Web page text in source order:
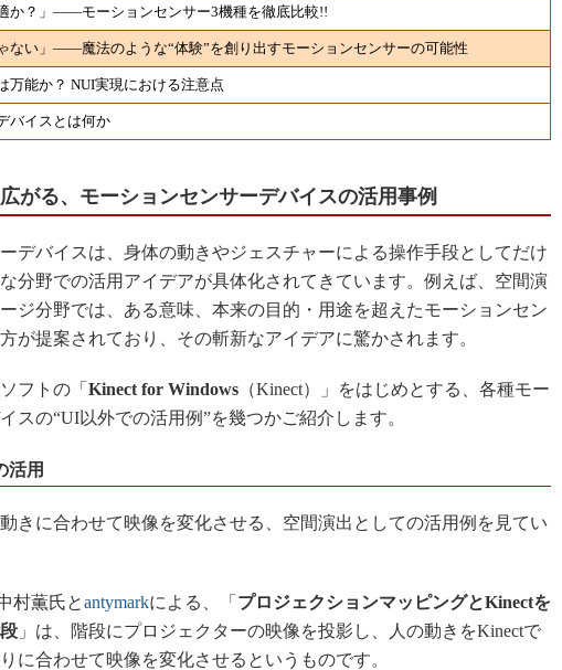
制御セキュリティ
新型コロナへの対応
か？」――モーションセンサー3機種を徹底比較!!
ない」――魔法のような“体験”を創り出すモーションセンサーの可能性
万能か？ NUI実現における注意点
バイスとは何か
がる、モーションセンサーデバイスの活用事例
デバイスは、身体の動きやジェスチャーによる操作手段としてだけ
分野での活用アイデアが具体化されてきています。例えば、空間演
ジ分野では、ある意味、本来の目的・用途を超えたモーションセン
が提案されており、その斬新なアイデアに驚かされます。
フトの「 Kinect for Windows （Kinect）」をはじめとする、各種モー
スの“UI以外での活用例”を幾つかご紹介します。
活用
きに合わせて映像を変化させる、空間演出としての活用例を見てい
村薫氏とantymarkによる、「 プロジェクションマッピングとKinectを
」は、階段にプロジェクターの映像を投影し、人の動きをKinectで
に合わせて映像を変化させるというものです。